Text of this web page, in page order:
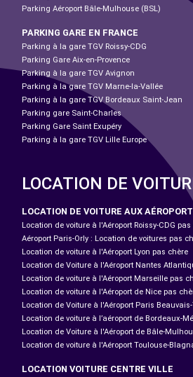
Parking Aéroport Bâle-Mulhouse (BSL)
PARKING GARE EN FRANCE
Parking à la gare TGV Roissy-CDG
Parking Gare Aix-en-Provence
Parking à la gare TGV Avignon
Parking à la gare TGV Marne-la-Vallée
Parking à la gare TGV Bordeaux Saint-Jean
Parking gare Saint-Charles
Parking Gare Saint Exupéry
Parking à la gare TGV Lille Europe
LOCATION DE
LOCATION DE VOITURE AUX
Location de voiture à l'Aéroport Roissy-CDG
Aéroport Paris-Orly : Location de voitures pas
Location de voiture à l'Aéroport Lyon pas chère
Location de Voiture à l'Aéroport Nantes
Location de voiture à l'Aéroport Marseille pas
Location de voiture à l'Aéroport de Nice pas
Location de Voiture à l'Aéroport Paris
Location de voiture à l’aéroport de Bordeaux-
Location de Voiture à l'Aéroport de Bâle-
Location de voiture à l'Aéroport Toulouse-
LOCATION VOITURE CENTRE VILLE